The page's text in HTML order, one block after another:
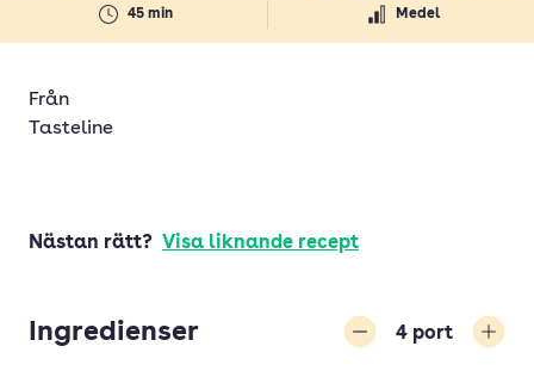
45 min Medel
Från
Tasteline
Nästan rätt? Visa liknande recept
Ingredienser 4 port